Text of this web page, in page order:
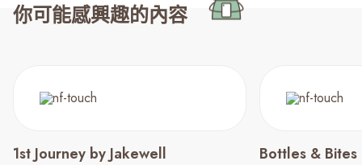
你可能感興趣的內容
1st Journey by Jakewell Bottles & Bites